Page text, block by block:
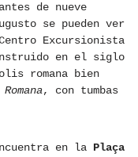
de nueve
se pueden ver
Excursionista
en el siglo
romana bien
, con tumbas
en la Plaça